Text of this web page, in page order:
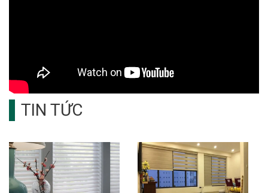
TIN TỨC